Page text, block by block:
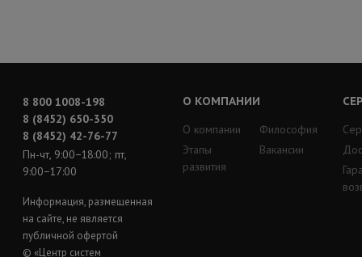
8 800 1008-198
8 (8452) 650-350
8 (8452) 42-76-77
Пн-чт, 9:00−18:00; пт,
9:00−17:00
Информация, размещенная
на сайте, не является
публичной офертой
© «Центр систем
О КОМПАНИИ
О компании
Этапы
развития
Философия
Вакансии